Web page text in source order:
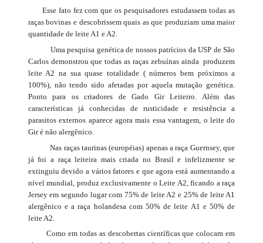
Esse fato fez com que os pesquisadores estudassem todas as
raças bovinas e descobrissem quais as que produziam uma maior
quantidade de leite A1 e A2.
Uma pesquisa genética de nossos patrícios da USP de São
Carlos demonstrou que todas as raças zebuínas ainda produzem
leite A2 na sua quase totalidade ( números bem próximos a
100%), não tendo sido afetadas por aquela mutação genética.
Ponto para os criadores de Gado Gir Leiteiro. Além das
características já conhecidas de rusticidade e resistência a
parasitos externos aparece agora mais essa vantagem, o leite do
Gir é não alergênico.
Nas raças taurinas (européias) apenas a raça Guernsey, que
já foi a raça leiteira mais criada no Brasil e infelizmente se
extinguiu devido a vários fatores e que agora está aumentando a
nível mundial, produz exclusivamente o Leite A2, ficando a raça
Jersey em segundo lugar com 75% de leite A2 e 25% de leite A1
alergênico e a raça holandesa com 50% de leite A1 e 50% de
leite A2.
Como em todas as descobertas científicas que colocam em